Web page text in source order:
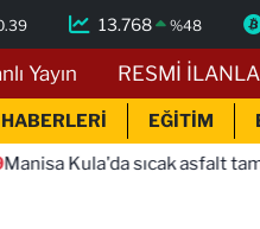
13.768 %48
Yayın RESMİ
EĞİTİM
asfalt tamamlandı